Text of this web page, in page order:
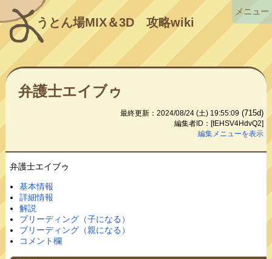
うとん場MIX＆3D攻略wiki
弁護士エイブゥ
最終更新：2024/08/24 (土) 19:55:09 (715d)
編集者ID：[tEHSV4HdvQ2]
編集メニューを表示
弁護士エイブゥ
基本情報
詳細情報
解説
ブリーディング（子になる）
ブリーディング（親になる）
コメント欄
メニュー